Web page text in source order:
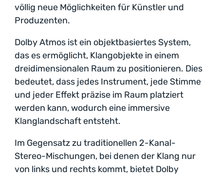
völlig neue Möglichkeiten für Künstler und
Produzenten.
Dolby Atmos ist ein objektbasiertes System,
das es ermöglicht, Klangobjekte in einem
dreidimensionalen Raum zu positionieren. Dies
bedeutet, dass jedes Instrument, jede Stimme
und jeder Effekt präzise im Raum platziert
werden kann, wodurch eine immersive
Klanglandschaft entsteht.
Im Gegensatz zu traditionellen 2-Kanal-
Stereo-Mischungen, bei denen der Klang nur
von links und rechts kommt, bietet Dolby